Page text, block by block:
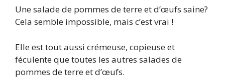
Une salade de pommes de terre et d’œufs saine?
Cela semble impossible, mais c’est vrai !
Elle est tout aussi crémeuse, copieuse et
féculente que toutes les autres salades de
pommes de terre et d’œufs.